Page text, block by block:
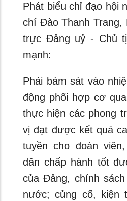
Phát biểu chỉ đạo hội
chí Đào Thanh
trực Đảng uỷ - Chủ
mạnh:
Phải bám sát vào
động phối hợp cơ
thực hiện các phong
vị đạt được kết quả
tuyền cho đoàn
dân chấp hành tốt
của Đảng, chính
nước; củng cố, kiện